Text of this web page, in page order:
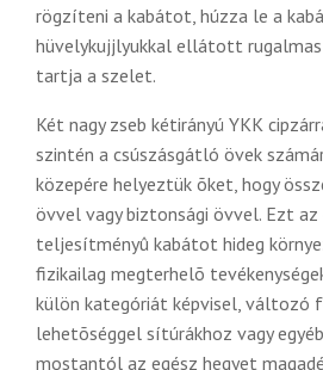
rögzíteni a kabátot, húzza le a
hüvelykujjlyukkal ellátott
tartja a szelet.
Két nagy zseb kétirányú YKK
szintén a csúszásgátló övek
közepére helyeztük õket, hogy
övvel vagy biztonsági övvel. Ezt az
teljesítményû kabátot hideg
fizikailag megterhelõ
külön kategóriát képvisel, változó
lehetõséggel sítúrákhoz vagy
mostantól az egész hegyet